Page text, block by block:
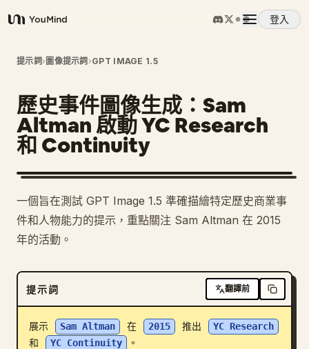
YouMind
登入
概覽
使用案例
技能
提示詞
定價
下載
部落格
提示詞› 圖像提示詞 ›GPT IMAGE 1.5
歷史事件圖像生成：Sam
Altman 啟動 YC Research
和 Continuity
一個旨在測試 GPT Image 1.5 準確描繪特定歷史商業事
件和人物能力的提示，重點關注 Sam Altman 在 2015
年的活動。
提示詞 翻譯前
展示 Sam Altman 在 2015 推出
YC Research
和
YC Continuity 。